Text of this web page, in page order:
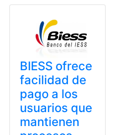
BIESS ofrece
facilidad de
pago a los
usuarios que
mantienen